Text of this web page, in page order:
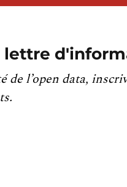
lettre
de l’open data,